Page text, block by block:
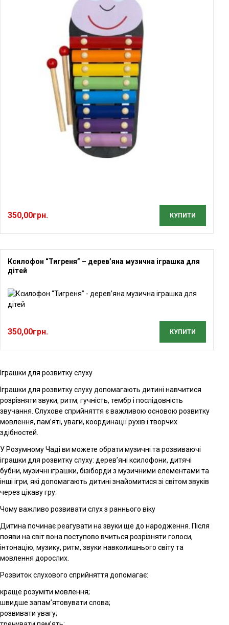
350,00грн. КУПИТИ
Ксилофон “Тигреня” – дерев’яна музична іграшка для
дітей
350,00грн. КУПИТИ
Іграшки для розвитку слуху
Іграшки для розвитку слуху допомагають дитині навчитися
розрізняти звуки, ритм, гучність, тембр і послідовність
звучання. Слухове сприйняття є важливою основою розвитку
мовлення, пам’яті, уваги, координації рухів і творчих
здібностей.
У Розумному Чаді ви можете обрати музичні та розвиваючі
іграшки для розвитку слуху: дерев’яні ксилофони, дитячі
бубни, музичні іграшки, бізіборди з музичними елементами та
інші ігри, які допомагають дитині знайомитися зі світом звуків
через цікаву гру.
Чому важливо розвивати слух з раннього віку
Дитина починає реагувати на звуки ще до народження. Після
появи на світ вона поступово вчиться розрізняти голоси,
інтонацію, музику, ритм, звуки навколишнього світу та
мовлення дорослих.
Розвиток слухового сприйняття допомагає:
краще розуміти мовлення;
швидше запам’ятовувати слова;
розвивати увагу;